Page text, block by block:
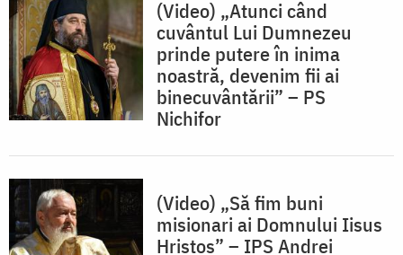
(Video) „Atunci când
cuvântul Lui Dumnezeu
prinde putere în inima
noastră, devenim fii ai
binecuvântării” – PS
Nichifor
(Video) „Să fim buni
misionari ai Domnului Iisus
Hristos” – IPS Andrei